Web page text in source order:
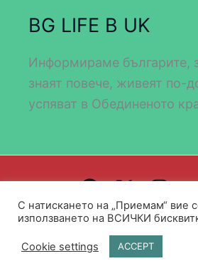
BG LIFE В UK
Информираме българите,
знаят повече, живеят по-
успяват в Обединеното
Design by WEB DEV
Copyright © 2026 BG
С натискането на „Приемам“ вие
използването на ВСИЧКИ
Cookie settings ACCEPT